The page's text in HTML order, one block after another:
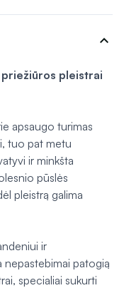
expand_more
priežiūros pleistrai
apsaugo turimas
tuo pat metu
ir minkšta
pūslės
pleistrą galima
ir
patogią
specialiai sukurti